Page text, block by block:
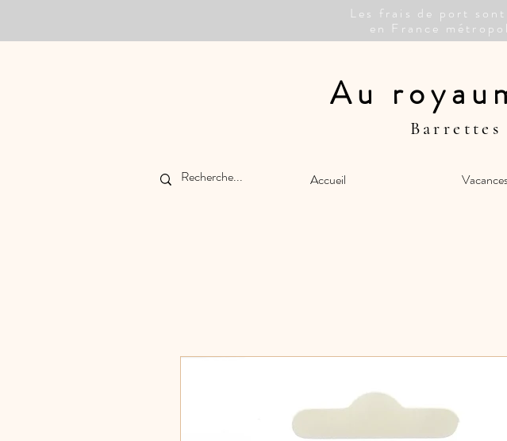
Les frais de port
en France
Au
Barrettes
Accueil